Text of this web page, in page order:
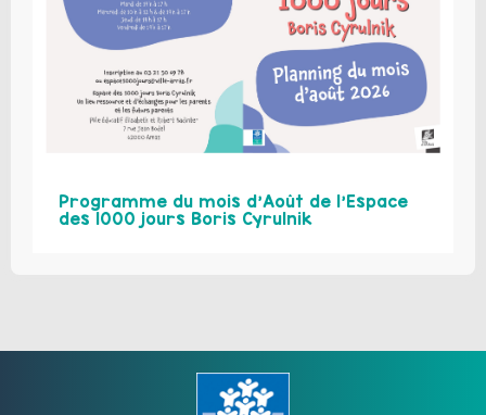
Programme du mois d’Août de l’Espace
des 1000 jours Boris Cyrulnik